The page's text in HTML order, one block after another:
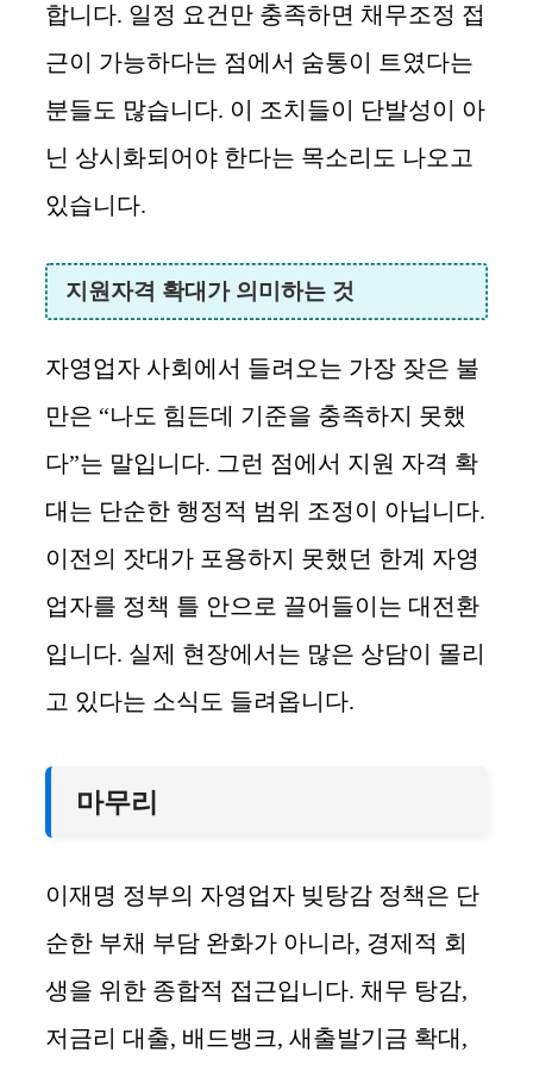
합니다. 일정 요건만 충족하면 채무조정 접
근이 가능하다는 점에서 숨통이 트였다는
분들도 많습니다. 이 조치들이 단발성이 아
닌 상시화되어야 한다는 목소리도 나오고
있습니다.
지원자격 확대가 의미하는 것
자영업자 사회에서 들려오는 가장 잦은 불
만은 “나도 힘든데 기준을 충족하지 못했
다”는 말입니다. 그런 점에서 지원 자격 확
대는 단순한 행정적 범위 조정이 아닙니다.
이전의 잣대가 포용하지 못했던 한계 자영
업자를 정책 틀 안으로 끌어들이는 대전환
입니다. 실제 현장에서는 많은 상담이 몰리
고 있다는 소식도 들려옵니다.
마무리
이재명 정부의 자영업자 빚탕감 정책은 단
순한 부채 부담 완화가 아니라, 경제적 회
생을 위한 종합적 접근입니다. 채무 탕감,
저금리 대출, 배드뱅크, 새출발기금 확대,